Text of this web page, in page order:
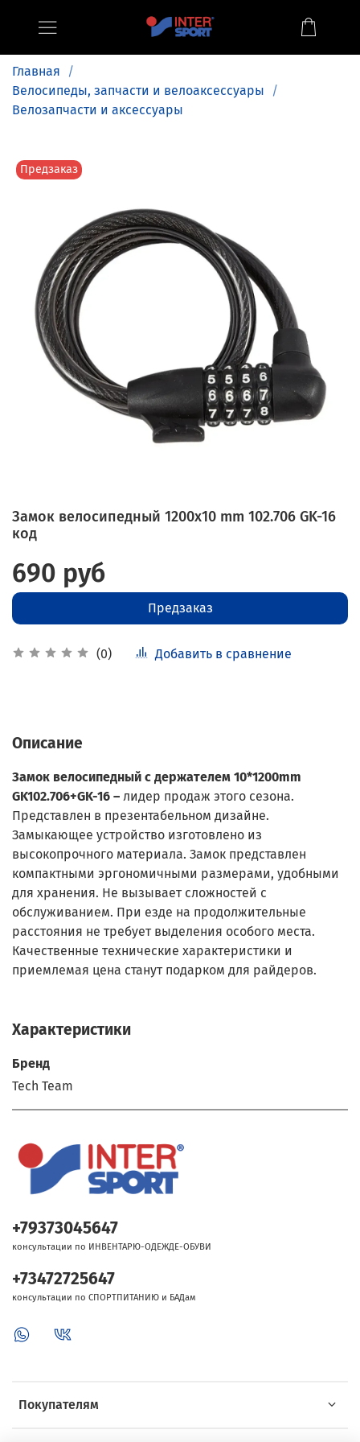
Главная
Велосипеды, запчасти и велоаксессуары
Велозапчасти и аксессуары
Предзаказ
Замок велосипедный 1200х10 mm 102.706 GK-16
код
(0) Добавить в сравнение
690 руб
Предзаказ
Описание
Замок велосипедный с держателем 10*1200mm
GK102.706+GK-16 – лидер продаж этого сезона.
Представлен в презентабельном дизайне.
Замыкающее устройство изготовлено из
высокопрочного материала. Замок представлен
компактными эргономичными размерами, удобными
для хранения. Не вызывает сложностей с
обслуживанием. При езде на продолжительные
расстояния не требует выделения особого места.
Качественные технические характеристики и
приемлемая цена станут подарком для райдеров.
Характеристики
Бренд
Tech Team
Покупателям
+79373045647
консультации по ИНВЕНТАРЮ-ОДЕЖДЕ-ОБУВИ
+73472725647
консультации по СПОРТПИТАНИЮ и БАДам